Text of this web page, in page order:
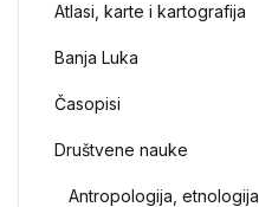
Atlasi, karte i kartografija
Banja Luka
Časopisi
Društvene nauke
Antropologija, etnologija